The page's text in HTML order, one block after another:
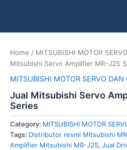
Home / MITSUBISHI MOTOR
Mitsubishi Servo Amplifier MR-J2S
MITSUBISHI MOTOR SERVO DAN
Jual Mitsubishi Servo
Series
Category: MITSUBISHI MOTOR
Tags: Distributor resmi Mitsubishi
Amplifier Mitsubishi MR-J2S, Jual